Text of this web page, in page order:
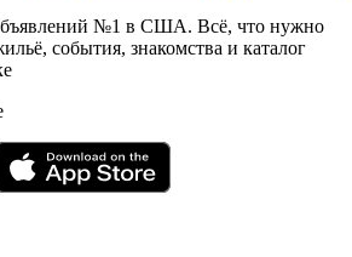
№1 в США. Всё, что нужно
события, знакомства и каталог